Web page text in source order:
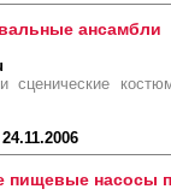
ансамбли
сценические
24.11.2006
пищевые насосы